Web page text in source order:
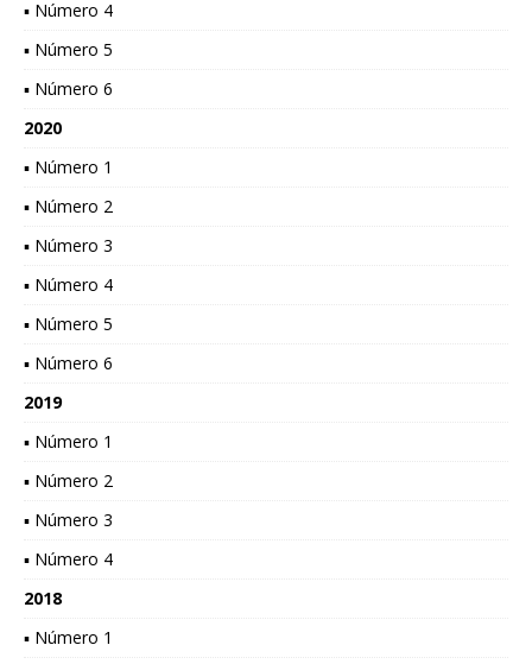
▪ Número 4
▪ Número 5
▪ Número 6
2020
▪ Número 1
▪ Número 2
▪ Número 3
▪ Número 4
▪ Número 5
▪ Número 6
2019
▪ Número 1
▪ Número 2
▪ Número 3
▪ Número 4
2018
▪ Número 1